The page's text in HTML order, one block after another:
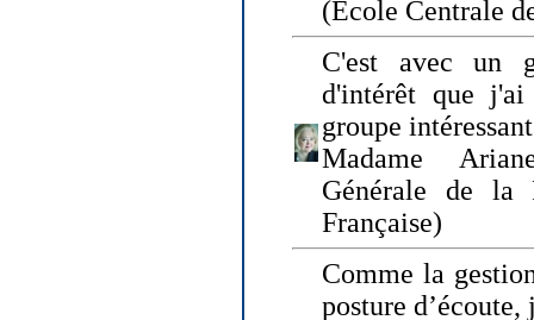
(Ecole Centrale
C'est avec un
d'intérêt que
groupe
Madame
Générale de la
Française)
Comme la
posture